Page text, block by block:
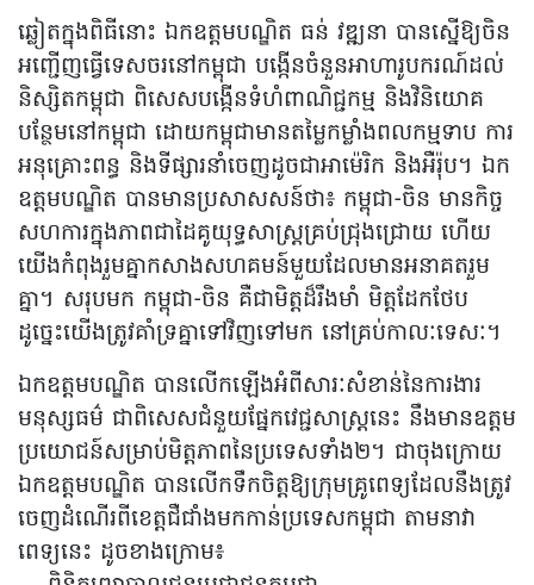
ឆ្លៀតក្នុងពិធីនោះ ឯកឧត្តមបណ្ឌិត ធន់ វឌ្ឍនា បានស្នើឱ្យចិន
អញ្ជើញធ្វើទេសចរនៅកម្ពុជា បង្កើនចំនួនអាហារូបករណ៍ដល់
និស្សិតកម្ពុជា ពិសេសបង្កើនទំហំពាណិជ្ជកម្ម និងវិនិយោគ
បន្ថែមនៅកម្ពុជា ដោយកម្ពុជាមានតម្លៃកម្លាំងពលកម្មទាប ការ
អនុគ្រោះពន្ធ និងទីផ្សារនាំចេញដូចជាអាម៉េរិក និងអឺរ៉ុប។ ឯក
ឧត្តមបណ្ឌិត បានមានប្រសាសសន៍ថា៖ កម្ពុជា-ចិន មានកិច្ច
សហការក្នុងភាពជាដៃគូយុទ្ធសាស្ត្រគ្រប់ជ្រុងជ្រោយ ហើយ
យើងកំពុងរួមគ្នាកសាងសហគមន៍មួយដែលមានអនាគតរួម
គ្នា។ សរុបមក កម្ពុជា-ចិន គឺជាមិត្តដ៏រឹងមាំ មិត្តដែកថែប
ដូច្នេះយើងត្រូវគាំទ្រគ្នាទៅវិញទៅមក នៅគ្រប់កាលៈទេសៈ។
ឯកឧត្តមបណ្ឌិត បានលើកឡើងអំពីសារៈសំខាន់នៃការងារ
មនុស្សធម៌ ជាពិសេសជំនួយផ្នែកវេជ្ជសាស្ត្រនេះ នឹងមានឧត្តម
ប្រយោជន៍សម្រាប់មិត្តភាពនៃប្រទេសទាំង២។ ជាចុងក្រោយ
ឯកឧត្តមបណ្ឌិត បានលើកទឹកចិត្តឱ្យក្រុមគ្រូពេទ្យដែលនឹងត្រូវ
ចេញដំណើរពីខេត្តជឺជាំងមកកាន់ប្រទេសកម្ពុជា តាមនាវា
ពេទ្យនេះ ដូចខាងក្រោម៖